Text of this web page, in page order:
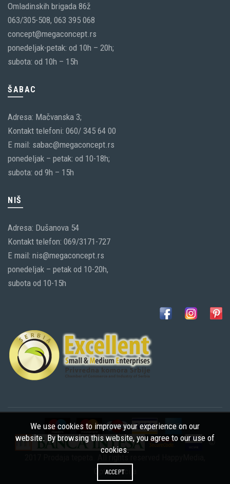
Omladinskih brigada 86ž
063/305-508, 063 395 068
concept@megaconcept.rs
ponedeljak-petak: od 10h – 20h;
subota: od 10h – 15h
ŠABAC
Adresa: Mačvanska 3;
Kontakt telefoni: 060/ 345 64 00
E mail: sabac@megaconcept.rs
ponedeljak – petak: od 10-18h;
subota: od 9h – 15h
NIŠ
Adresa: Dušanova 54
Kontakt telefon: 069/3171-727
E mail: nis@megaconcept.rs
ponedeljak – petak od 10-20h,
subota od 10-15h
©
Optimizacija
We use cookies to improve your experience on our
website. By browsing this website, you agree to our use of
cookies.
ACCEPT